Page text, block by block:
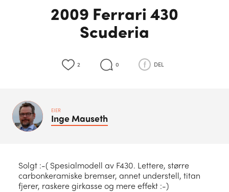
2009 Ferrari 430
Scuderia
2 0 DEL
EIER
IngeMauseth
Solgt :-( Spesialmodell av F430. Lettere, større
carbonkeramiske bremser, annet understell, titan
fjerer, raskere girkasse og mere effekt :-)